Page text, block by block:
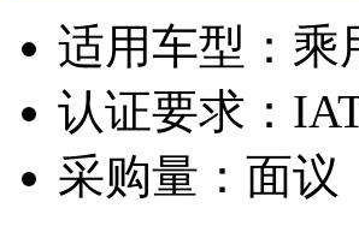
适用车型： 乘
认证要求：
采购量： 面议